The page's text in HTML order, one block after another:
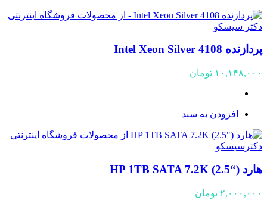
پردازنده Intel Xeon Silver 4108
۱۰,۱۴۸,۰۰۰ تومان
افزودن به سبد
هارد (“HP 1TB SATA 7.2K (2.5
۲,۰۰۰,۰۰۰ تومان